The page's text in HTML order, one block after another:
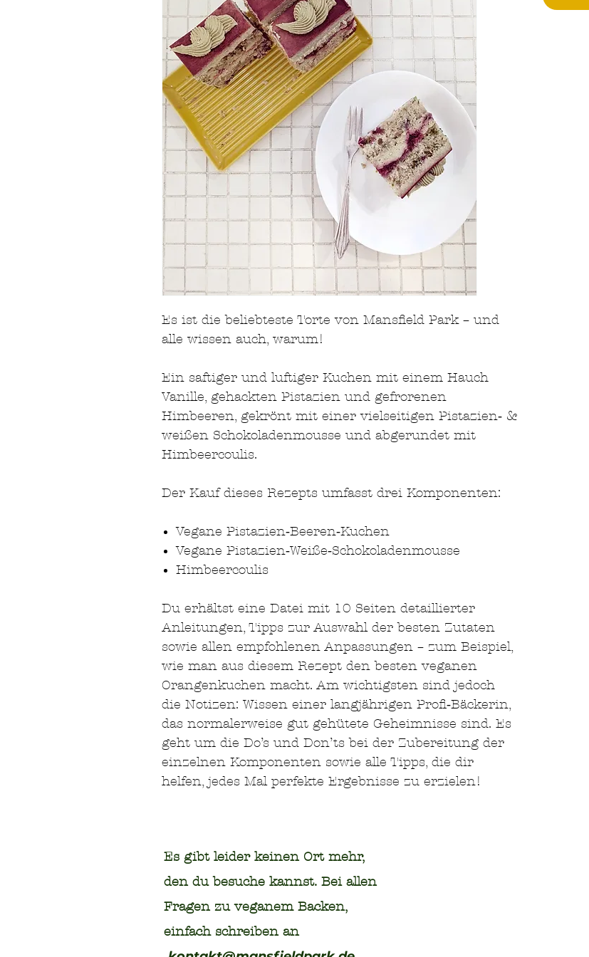
Es ist die beliebteste Torte von Mansfield Park – und
alle wissen auch, warum!
Ein saftiger und luftiger Kuchen mit einem Hauch
Vanille, gehackten Pistazien und gefrorenen
Himbeeren, gekrönt mit einer vielseitigen Pistazien‑ &
weißen Schokoladenmousse und abgerundet mit
Himbeercoulis.
Der Kauf dieses Rezepts umfasst drei Komponenten:
Vegane Pistazien‑Beeren‑Kuchen
Vegane Pistazien‑Weiße‑Schokoladenmousse
Himbeercoulis
Du erhältst eine Datei mit 10 Seiten detaillierter
Anleitungen, Tipps zur Auswahl der besten Zutaten
sowie allen empfohlenen Anpassungen – zum Beispiel,
wie man aus diesem Rezept den besten veganen
Orangenkuchen macht. Am wichtigsten sind jedoch
die Notizen: Wissen einer langjährigen Profi‑Bäckerin,
das normalerweise gut gehütete Geheimnisse sind. Es
geht um die Do’s und Don’ts bei der Zubereitung der
einzelnen Komponenten sowie alle Tipps, die dir
helfen, jedes Mal perfekte Ergebnisse zu erzielen!
Es gibt leider keinen Ort mehr,
den du besuche kannst. Bei allen
Fragen zu veganem Backen,
einfach schreiben an